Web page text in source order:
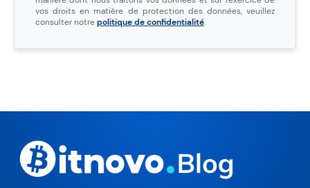
vos droits en matière de protection des données, veuillez
consulter notrepolitique de confidentialité.